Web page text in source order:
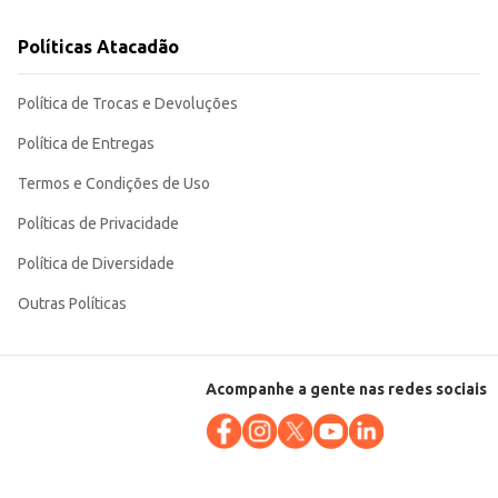
Políticas Atacadão
Política de Trocas e Devoluções
Política de Entregas
Termos e Condições de Uso
Políticas de Privacidade
Política de Diversidade
Outras Políticas
Acompanhe a gente nas redes sociais